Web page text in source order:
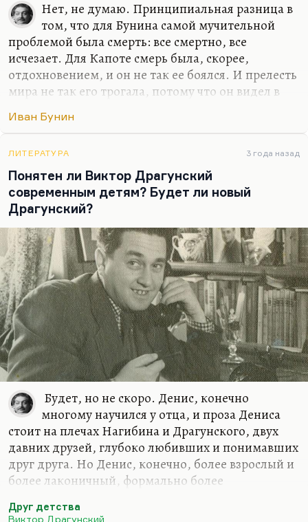
Нет, не думаю. Принципиальная разница в
том, что для Бунина самой мучительной
проблемой была смерть: все смертно, все
исчезает. Для Капоте смерь была, скорее,
отдохновением, и он не так ее боялся. И прелесть
мира не так его трогала, потому что он видел в
проблема Бунина – это проблема обреченности, а
страшно одинок, не может он найти себе
собеседника, разговора. У Капоте, понимаете, в
чем главная драма? Человек сознает свое
уродство, свою непригодность к этому миру и
все-таки понимает, что он прав, что это мир
жесток и груб. Как у Ахматовой:«О том, что мир
жесток и груб; о том, что бог не…
Иван Бунин
ЛИТЕРАТУРА 3 года назад
Понятен ли Виктор Драгунский
современным детям? Будет ли новый
Драгунский?
Будет, но не скоро. Денис, конечно
многому научился у отца, и проза Дениса
стоит на плечах Нагибина и Драгунского, двух
давних друзей, глубоко любивших и понимавших
друг друга. Но Денис, конечно, более взрослый и
более лаконичный, формально более
сложный. Новый Драгунский может появиться,
Друг детства
Виктор Драгунский